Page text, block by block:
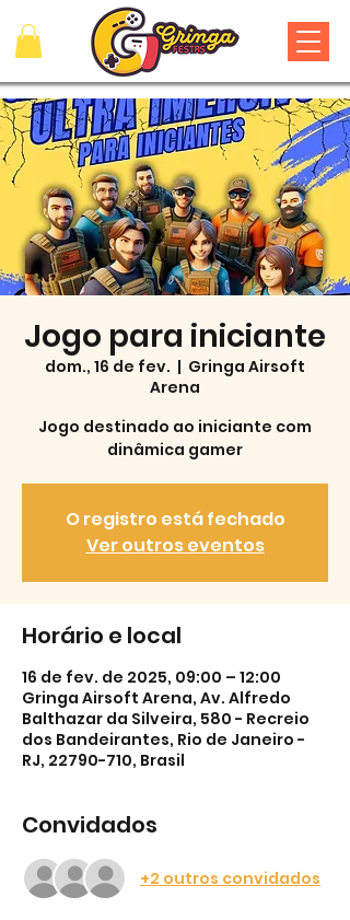
Jogo para iniciante
dom., 16 de fev.
  |
Gringa Airsoft
Arena
Jogo destinado ao iniciante com
dinâmica gamer
O registro está fechado
Ver outros eventos
Horário e local
16 de fev. de 2025, 09:00 – 12:00
Gringa Airsoft Arena, Av. Alfredo
Balthazar da Silveira, 580 - Recreio
dos Bandeirantes, Rio de Janeiro -
RJ, 22790-710, Brasil
Convidados
+2 outros convidados